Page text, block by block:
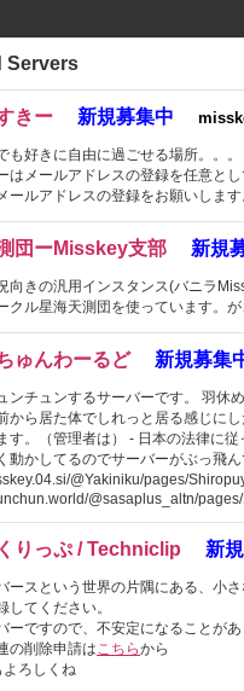
Servers
きー 新規募集中
も好きに自由に過ごせる場所。。
はメールアドレスの登録を任意と
ールアドレスの登録をお願いします
団ーMisskey支部 新規
向きの汎用インスタンス(バニラ
クル星海天測団を使っています。
ゅんわーるど 新規募集
ンチュンするサーバーです。 羽休
から居た体でしれっと居る感じに
す。（管理者は） - 日本の法律に
動かしてるのでサーバーがぶっ飛
@Yakiniku/pages/
@sasaplus_altn/
りっぷ / Techniclip 新
ースという世界の片隅にある、小さ
してください。
ーですので、不安定になることがあ
の削除申請はこちらから
よろしくね